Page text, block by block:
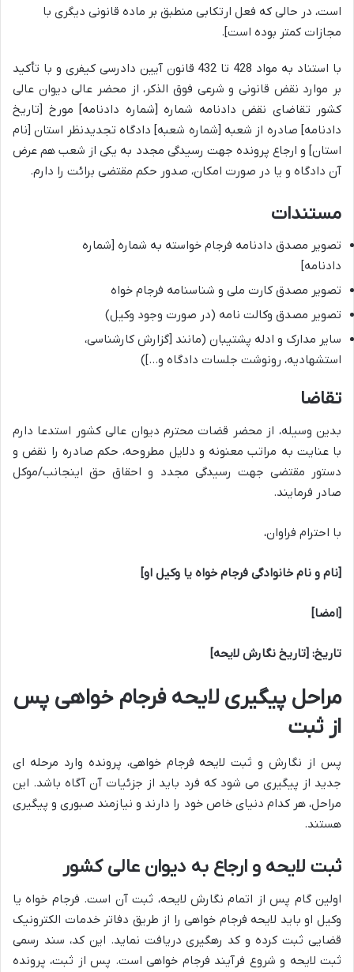
است، در حالی که فعل ارتکابی منطبق بر ماده قانونی دیگری با
مجازات کمتر بوده است].
با استناد به مواد 428 تا 432 قانون آیین دادرسی کیفری و با تأکید
بر موارد نقض قانونی و شرعی فوق الذکر، از محضر عالی دیوان عالی
کشور تقاضای نقض دادنامه شماره [شماره دادنامه] مورخ [تاریخ
دادنامه] صادره از شعبه [شماره شعبه] دادگاه تجدیدنظر استان [نام
استان] و ارجاع پرونده جهت رسیدگی مجدد به یکی از شعب هم عرض
آن دادگاه و یا در صورت امکان، صدور حکم مقتضی برائت را دارم.
مستندات
تصویر مصدق دادنامه فرجام خواسته به شماره [شماره
دادنامه]
تصویر مصدق کارت ملی و شناسنامه فرجام خواه
تصویر مصدق وکالت نامه (در صورت وجود وکیل)
سایر مدارک و ادله پشتیبان (مانند [گزارش کارشناسی،
استشهادیه، رونوشت جلسات دادگاه و…])
تقاضا
بدین وسیله، از محضر قضات محترم دیوان عالی کشور استدعا دارم
با عنایت به مراتب معنونه و دلایل مطروحه، حکم صادره را نقض و
دستور مقتضی جهت رسیدگی مجدد و احقاق حق اینجانب/موکل
صادر فرمایند.
با احترام فراوان،
[نام و نام خانوادگی فرجام خواه یا وکیل او]
[امضا]
تاریخ: [تاریخ نگارش لایحه]
مراحل پیگیری لایحه فرجام خواهی پس
از ثبت
پس از نگارش و ثبت لایحه فرجام خواهی، پرونده وارد مرحله ای
جدید از پیگیری می شود که فرد باید از جزئیات آن آگاه باشد. این
مراحل، هر کدام دنیای خاص خود را دارند و نیازمند صبوری و پیگیری
هستند.
ثبت لایحه و ارجاع به دیوان عالی کشور
اولین گام پس از اتمام نگارش لایحه، ثبت آن است. فرجام خواه یا
وکیل او باید لایحه فرجام خواهی را از طریق دفاتر خدمات الکترونیک
قضایی ثبت کرده و کد رهگیری دریافت نماید. این کد، سند رسمی
ثبت لایحه و شروع فرآیند فرجام خواهی است. پس از ثبت، پرونده